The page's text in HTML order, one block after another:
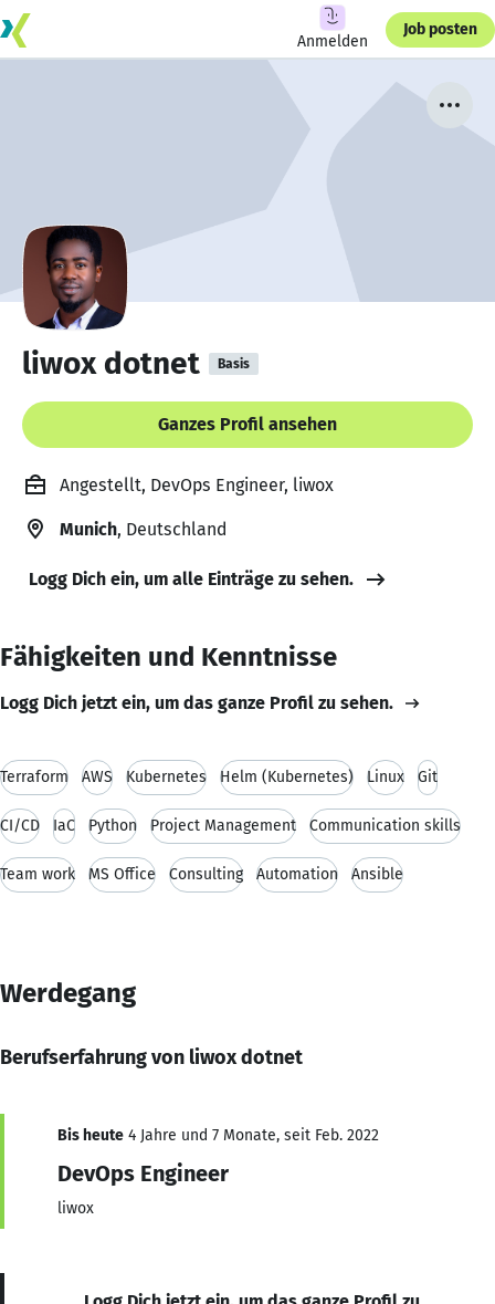
Anmelden
Job posten
liwox dotnet Basis
Ganzes Profil ansehen
Angestellt, DevOps Engineer, liwox
Munich, Deutschland
Logg Dich ein, um alle Einträge zu sehen.
Fähigkeiten und Kenntnisse
Logg Dich jetzt ein, um das ganze Profil zu sehen.
Terraform AWS Kubernetes Helm (Kubernetes) Linux Git
CI/CD IaC Python Project Management Communication skills
Team work MS Office Consulting Automation Ansible
Werdegang
Berufserfahrung von liwox dotnet
Bis heute 4 Jahre und 7 Monate, seit Feb. 2022
DevOps Engineer
liwox